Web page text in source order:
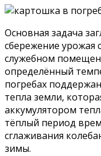
Основная задача
сбережение урожая
служебном
определённый
погребах
тепла земли,
аккумулятором
тёплый период
сглаживания
зимы.